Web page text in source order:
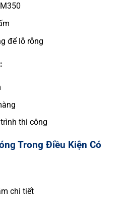
để lỗ rỗng
thi công
Trong Điều Kiện Có
chi tiết